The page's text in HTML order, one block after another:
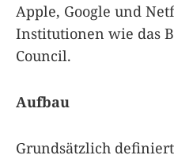
Apple, Google und
Institutionen wie das
Council.
Aufbau
Grundsätzlich